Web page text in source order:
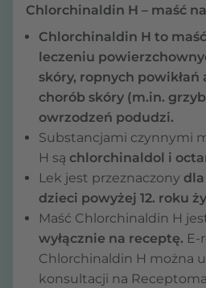
Chlorchinaldin H – maść
Chlorchinaldin H to
leczeniu
skóry, ropnych powikłań
chorób skóry (m.in.
owrzodzeń podudzi.
Substancjami czynnymi
H są chlorchinaldol i
Lek jest przeznaczony dla
dzieci powyżej 12. roku
Maść Chlorchinaldin H
wyłącznie na receptę. E-
Chlorchinaldin H można
konsultacji na